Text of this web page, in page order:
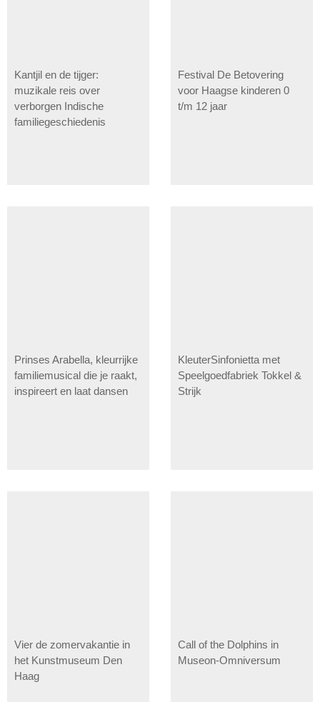
Kantjil en de tijger:
muzikale reis over
verborgen Indische
familiegeschiedenis
Festival De Betovering
voor Haagse kinderen 0
t/m 12 jaar
Prinses Arabella, kleurrijke
familiemusical die je raakt,
inspireert en laat dansen
KleuterSinfonietta met
Speelgoedfabriek Tokkel &
Strijk
Vier de zomervakantie in
het Kunstmuseum Den
Haag
Call of the Dolphins in
Museon-Omniversum